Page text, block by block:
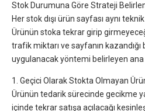
Stok Durumuna Göre Strateji
Her stok dışı ürün sayfası aynı
Ürünün stoka tekrar girip
trafik miktarı ve sayfanın kazandığı
uygulanacak yöntemi belirleyen ana
1. Geçici Olarak Stokta Olmayan
Ürünün tedarik sürecinde gecikme
içinde tekrar satışa açılacağı